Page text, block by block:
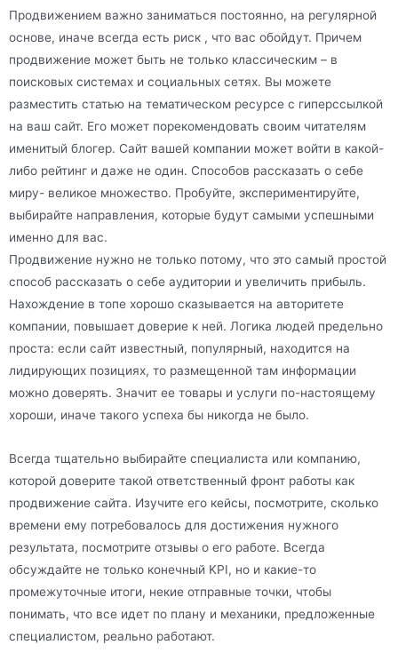
Продвижением важно заниматься постоянно, на регулярной
основе, иначе всегда есть риск , что вас обойдут. Причем
продвижение может быть не только классическим – в
поисковых системах и социальных сетях. Вы можете
разместить статью на тематическом ресурсе с гиперссылкой
на ваш сайт. Его может порекомендовать своим читателям
именитый блогер. Сайт вашей компании может войти в какой-
либо рейтинг и даже не один. Способов рассказать о себе
миру- великое множество. Пробуйте, экспериментируйте,
выбирайте направления, которые будут самыми успешными
именно для вас.
Продвижение нужно не только потому, что это самый простой
способ рассказать о себе аудитории и увеличить прибыль.
Нахождение в топе хорошо сказывается на авторитете
компании, повышает доверие к ней. Логика людей предельно
проста: если сайт известный, популярный, находится на
лидирующих позициях, то размещенной там информации
можно доверять. Значит ее товары и услуги по-настоящему
хороши, иначе такого успеха бы никогда не было.
Всегда тщательно выбирайте специалиста или компанию,
которой доверите такой ответственный фронт работы как
продвижение сайта. Изучите его кейсы, посмотрите, сколько
времени ему потребовалось для достижения нужного
результата, посмотрите отзывы о его работе. Всегда
обсуждайте не только конечный KPI, но и какие-то
промежуточные итоги, некие отправные точки, чтобы
понимать, что все идет по плану и механики, предложенные
специалистом, реально работают.